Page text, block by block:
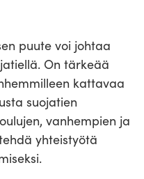
puute voi johtaa
On tärkeää
kattavaa
suojatien
vanhempien ja
yhteistyötä